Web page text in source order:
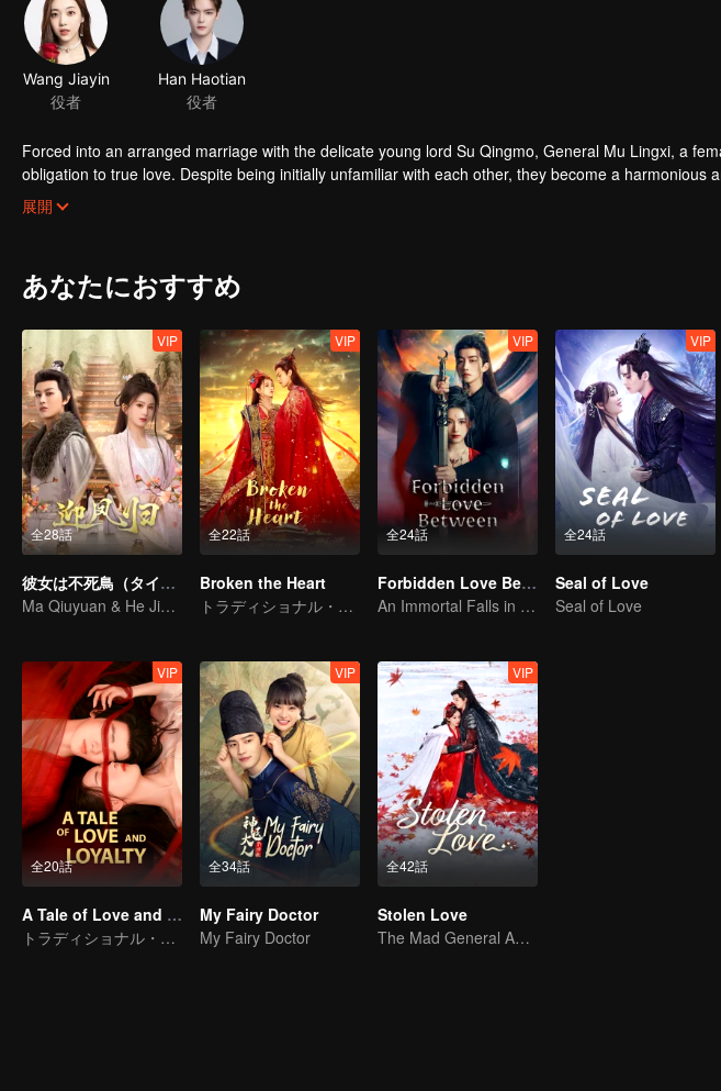
Wang Jiayin
役者
Han Haotian
役者
Forced into an arranged marriage with the delicate young lord Su Qingmo, General Mu Lingxi, a
obligation to true love. Despite being initially unfamiliar with each other, they become a harmonious
challenges of their relationship and join forces to uphold justice.
展開
あなたにおすすめ
全28話
VIP
彼女は不死鳥（タイ語版）
Ma Qiuyuan & He Jianqi: A Vengeance Story Rewritten
全22話
VIP
Broken the Heart
トラディショナル・コスチューム
全24話
VIP
Forbidden Love Between
An Immortal Falls in Love With a Witch
全24話
VIP
Seal of Love
Seal of Love
全20話
VIP
A Tale of Love and Loyalty
トラディショナル・コスチューム
全34話
VIP
My Fairy Doctor
My Fairy Doctor
全42話
VIP
Stolen Love
The Mad General Abducted a Bride for Love